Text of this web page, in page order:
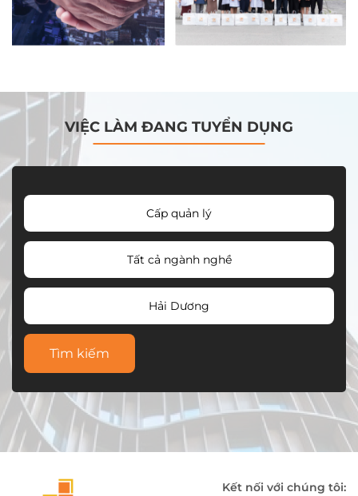
VIỆC LÀM ĐANG TUYỂN DỤNG
Cấp quản lý
Tất cả ngành nghề
Hải Dương
Tìm kiếm
Kết nối với chúng tôi: